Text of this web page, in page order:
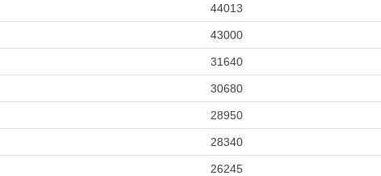
44013
43000
31640
30680
28950
28340
26245